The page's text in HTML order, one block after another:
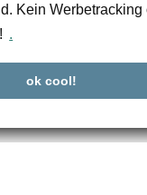
Kein Werbetracking
.
ok cool!
schreiben…